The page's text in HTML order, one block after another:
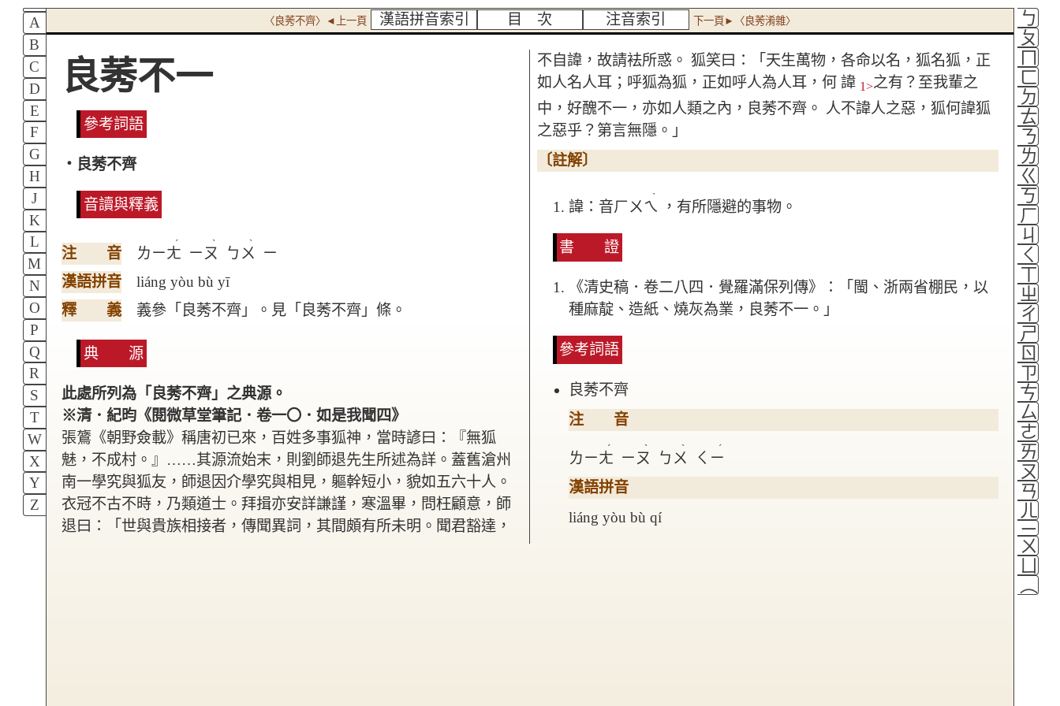
A
B
C
D
E
F
G
H
J
K
L
M
N
O
P
Q
R
S
T
W
X
Y
Z
ㄅ
ㄆ
ㄇ
ㄈ
ㄉ
ㄊ
ㄋ
ㄌ
ㄍ
ㄎ
ㄏ
ㄐ
ㄑ
ㄒ
ㄓ
ㄔ
ㄕ
ㄖ
ㄗ
ㄘ
ㄙ
ㄜ
ㄞ
ㄡ
ㄢ
ㄦ
ㄧ
ㄨ
（
〈良莠不齊〉◄上一頁 漢語拼音索引 目 次 注音索引 下一頁►〈良莠淆雜〉
良莠不一
參考詞語
‧良莠不齊
音讀與釋義
注 音 ㄌㄧㄤ
ˊ
ㄧㄡ
ˋ
ㄅㄨ
ˋ
ㄧ
漢語拼音
liáng yòu bù yī
釋 義
義參「良莠不齊」。見「良莠不齊」條。
典 源
此處所列為「良莠不齊」之典源。
※清．紀昀《閱微草堂筆記．卷一〇．如是我聞四》
張鷟《朝野僉載》稱唐初已來，百姓多事狐神，當時諺曰：『無狐
魅，不成村。』……其源流始末，則劉師退先生所述為詳。蓋舊滄州
南一學究與狐友，師退因介學究與相見，軀幹短小，貌如五六十人。
衣冠不古不時，乃類道士。拜揖亦安詳謙謹，寒溫畢，問枉顧意，師
退曰：「世與貴族相接者，傳聞異詞，其間頗有所未明。聞君豁達，
不自諱，故請袪所惑。狐笑曰：「天生萬物，各命以名，狐名狐，正
如人名人耳；呼狐為狐，正如呼人為人耳，何 諱 1>之有？至我輩之
中，好醜不一，亦如人類之內，良莠不齊。 人不諱人之惡，狐何諱狐
之惡乎？第言無隱。」
〔註解〕
諱：音ㄏㄨㄟ
ˋ
，有所隱避的事物。
書 證
《清史稿．卷二八四．覺羅滿保列傳》：「閩、浙兩省棚民，以
種麻靛、造紙、燒灰為業，良莠不一。」
參考詞語
良莠不齊
注 音
ㄌㄧㄤ
ˊ
ㄧㄡ
ˋ
ㄅㄨ
ˋ
ㄑㄧ
ˊ
漢語拼音
liáng yòu bù qí